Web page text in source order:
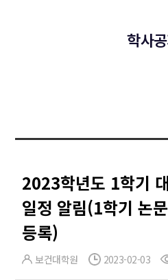
학사
2023학년도 1학기
일정 알림(1학기 논
등록)
보건대학원 2023-02-03